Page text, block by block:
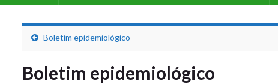
Boletim epidemiológico
Boletim epidemiológico